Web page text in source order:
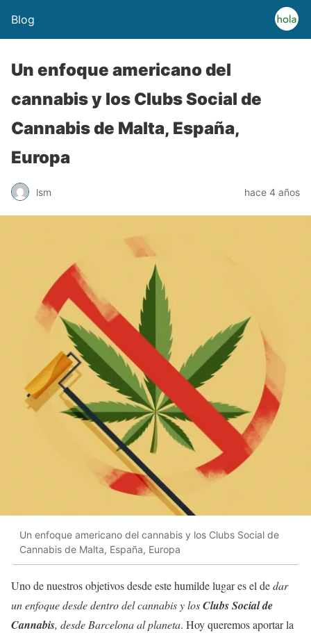
Blog
Un enfoque americano del
cannabis y los Clubs Social de
Cannabis de Malta, España,
Europa
lsm hace 4 años
Un enfoque americano del cannabis y los Clubs Social de
Cannabis de Malta, España, Europa
Uno de nuestros objetivos desde este humilde lugar es el dedar
un enfoque desde dentro del cannabis y losClubs Social de
Cannabis, desde Barcelona al planeta. Hoy queremos aportar la